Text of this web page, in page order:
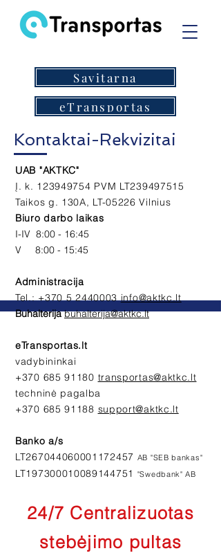
Savitarna
eTransportas
Kontaktai-Rekvizitai
UAB "AKTKC"
Į. k. 123949754 PVM LT239497515
Taikos g. 130A, LT-05226 Vilnius
​Biuro darbo laikas
I-IV 8:00 - 16:45
V 8:00 - 15:45
Administracija
Tel.:+370 5 2440003 info@aktkc.lt
Buhalterijabuhalterija@aktkc.lt
eTransportas.lt
vadybininkai
+370 685 91180 transportas@aktkc.lt
techninė pagalba
+370 685 91188 support@aktkc.lt
Banko a/s
LT267044060001172457 AB "SEB bankas"
LT197300010089144751 "Swedbank" AB
24/7 Centralizuotas
stebėjimo pultas